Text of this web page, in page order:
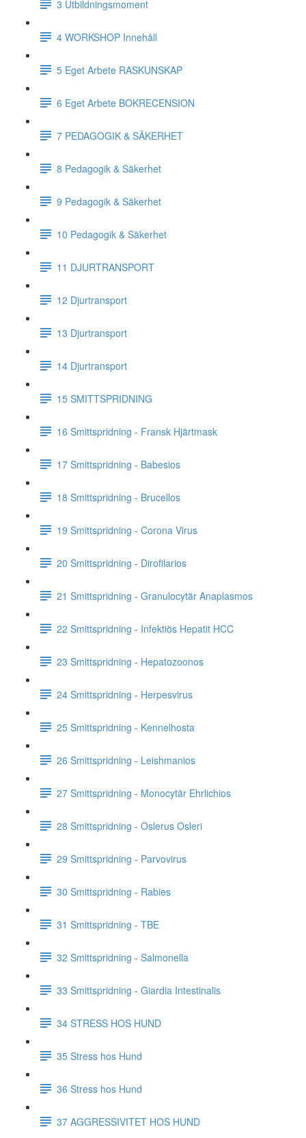
3 Utbildningsmoment
4 WORKSHOP Innehåll
5 Eget Arbete RASKUNSKAP
6 Eget Arbete BOKRECENSION
7 PEDAGOGIK & SÄKERHET
8 Pedagogik & Säkerhet
9 Pedagogik & Säkerhet
10 Pedagogik & Säkerhet
11 DJURTRANSPORT
12 Djurtransport
13 Djurtransport
14 Djurtransport
15 SMITTSPRIDNING
16 Smittspridning - Fransk Hjärtmask
17 Smittspridning - Babesios
18 Smittspridning - Brucellos
19 Smittspridning - Corona Virus
20 Smittspridning - Dirofilarios
21 Smittspridning - Granulocytär Anaplasmos
22 Smittspridning - Infektiös Hepatit HCC
23 Smittspridning - Hepatozoonos
24 Smittspridning - Herpesvirus
25 Smittspridning - Kennelhosta
26 Smittspridning - Leishmanios
27 Smittspridning - Monocytär Ehrlichios
28 Smittspridning - Oslerus Osleri
29 Smittspridning - Parvovirus
30 Smittspridning - Rabies
31 Smittspridning - TBE
32 Smittspridning - Salmonella
33 Smittspridning - Giardia Intestinalis
34 STRESS HOS HUND
35 Stress hos Hund
36 Stress hos Hund
37 AGGRESSIVITET HOS HUND